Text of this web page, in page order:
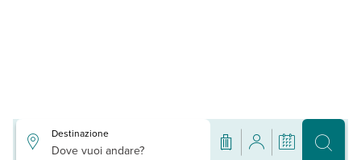
Destinazione
Dove vuoi andare?